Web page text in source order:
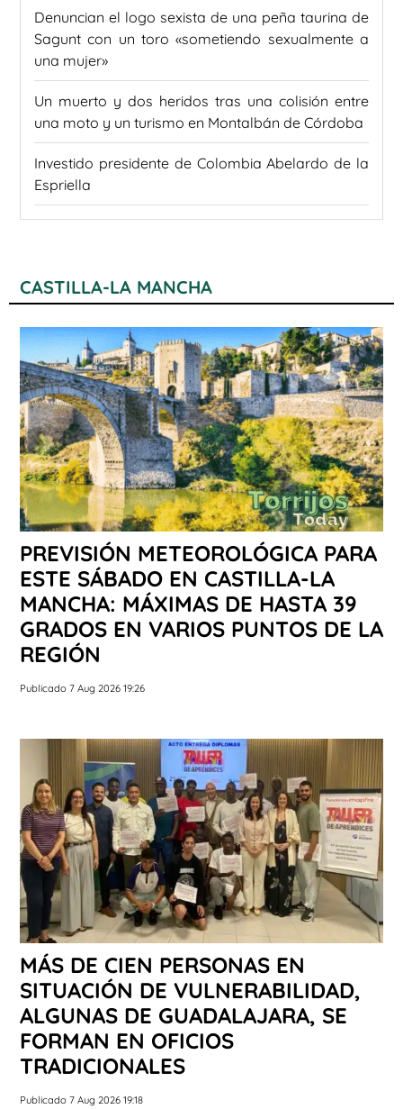
Denuncian el logo sexista de una peña taurina de
Sagunt con un toro «sometiendo sexualmente a
una mujer»
Un muerto y dos heridos tras una colisión entre
una moto y un turismo en Montalbán de Córdoba
Investido presidente de Colombia Abelardo de la
Espriella
CASTILLA-LA MANCHA
PREVISIÓN METEOROLÓGICA PARA
ESTE SÁBADO EN CASTILLA-LA
MANCHA: MÁXIMAS DE HASTA 39
GRADOS EN VARIOS PUNTOS DE LA
REGIÓN
Publicado 7 Aug 2026 19:26
MÁS DE CIEN PERSONAS EN
SITUACIÓN DE VULNERABILIDAD,
ALGUNAS DE GUADALAJARA, SE
FORMAN EN OFICIOS
TRADICIONALES
Publicado 7 Aug 2026 19:18